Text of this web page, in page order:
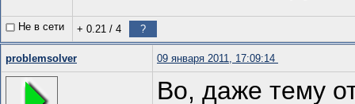
Не в сети + 0.21 / 4 ?
problemsolver 09 января 2011, 17:09:14
Во, даже тему